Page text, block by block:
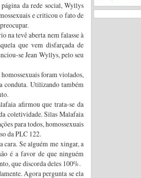
da rede social, Wyllys
e criticou o fato de
na tevê aberta nem falasse à
que vem disfarçada de
se Jean Wyllys, pelo seu
foram violados,
conduta. Utilizando também
afirmou que trata-se da
coletividade. Silas Malafaia
para todos, homossexuais
da PLC 122.
cara. Se alguém me xingar, a
é a favor de que ninguém
que discorda deles 100%.
Agora pergunta se ela